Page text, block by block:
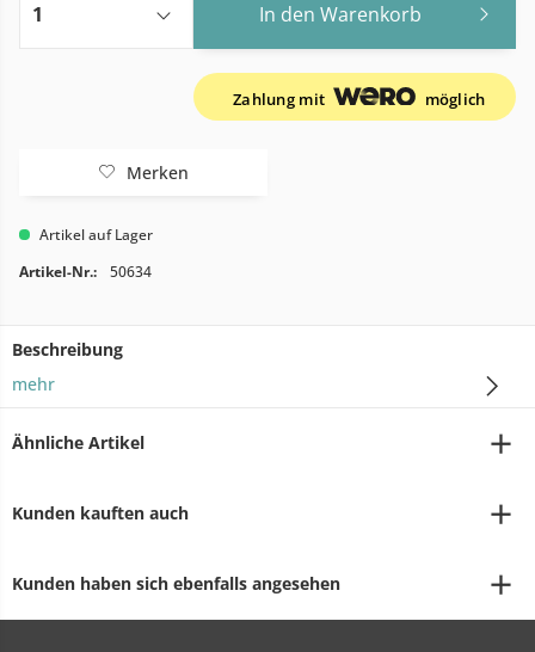
In den Warenkorb
Zahlung mit möglich
Merken
Artikel auf Lager
Artikel-Nr.:
50634
Beschreibung
mehr
Ähnliche Artikel
Kunden kauften auch
Kunden haben sich ebenfalls angesehen